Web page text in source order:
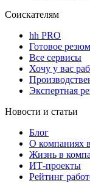
Соискателям
hh PRO
Готовое
Все сервисы
Хочу у вас
Экспертная
Новости и статьи
Блог
О компаниях
Жизнь в
ИТ-проекты
Рейтинг